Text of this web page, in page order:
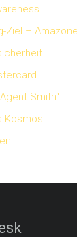
Ziel – Amazone
Smith“
Kosmos: